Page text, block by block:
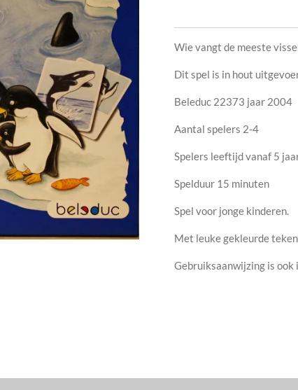
Wie vangt de meeste
Dit spel is in hout
Beleduc 22373 jaar 2004
Aantal spelers 2-4
Spelers leeftijd vanaf 5
Spelduur 15 minuten
Spel voor jonge kinderen.
Met leuke gekleurde
Gebruiksaanwijzing is ook